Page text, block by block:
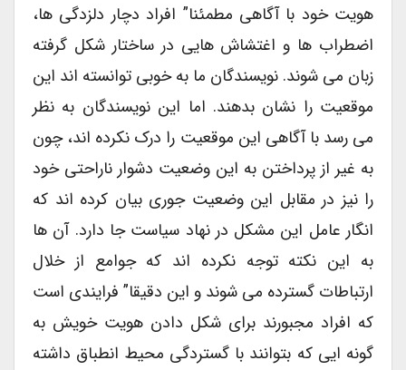
هویت خود با آگاهی مطمئنا” افراد دچار دلزدگی ها،
اضطراب ها و اغتشاش هایی در ساختار شکل گرفته
زبان می شوند. نویسندگان ما به خوبی توانسته اند این
موقعیت را نشان بدهند. اما این نویسندگان به نظر
می رسد با آگاهی این موقعیت را درک نکرده اند، چون
به غیر از پرداختن به این وضعیت دشوار ناراحتی خود
را نیز در مقابل این وضعیت جوری بیان کرده اند که
انگار عامل این مشکل در نهاد سیاست جا دارد. آن ها
به این نکته توجه نکرده اند که جوامع از خلال
ارتباطات گسترده می شوند و این دقیقا” فرایندی است
که افراد مجبورند برای شکل دادن هویت خویش به
گونه ایی که بتوانند با گستردگی محیط انطباق داشته